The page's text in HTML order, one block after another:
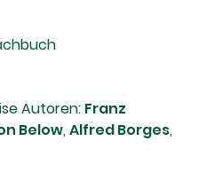
Autoren: Franz
Below,Alfred Borges,